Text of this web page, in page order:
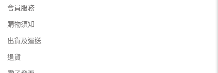
會員服務
購物須知
出貨及運送
退貨